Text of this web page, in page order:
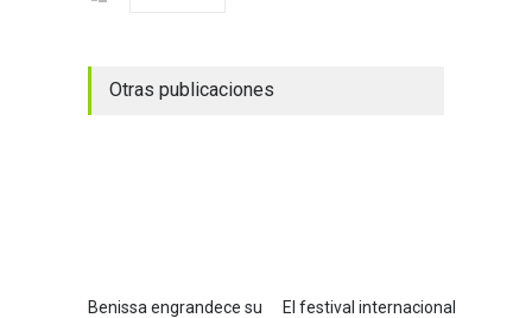
Otras publicaciones
Benissa engrandece su
El festival internacional